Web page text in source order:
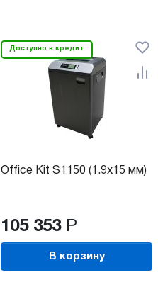
Доступно в кредит
Office Kit S1150 (1.9x15 мм)
105 353 Р
В корзину